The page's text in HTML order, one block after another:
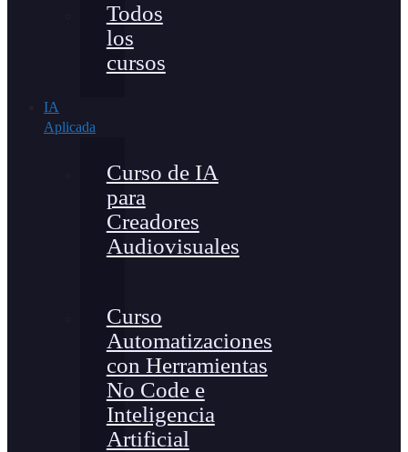
Todos
los
cursos
IA
Aplicada
Curso de IA
para
Creadores
Audiovisuales
Curso
Automatizaciones
con Herramientas
No Code e
Inteligencia
Artificial